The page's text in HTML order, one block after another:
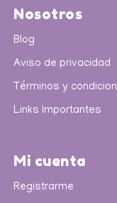
Nosotros
Blog
Aviso de privacidad
Términos y
Links Importantes
Mi cuenta
Registrarme